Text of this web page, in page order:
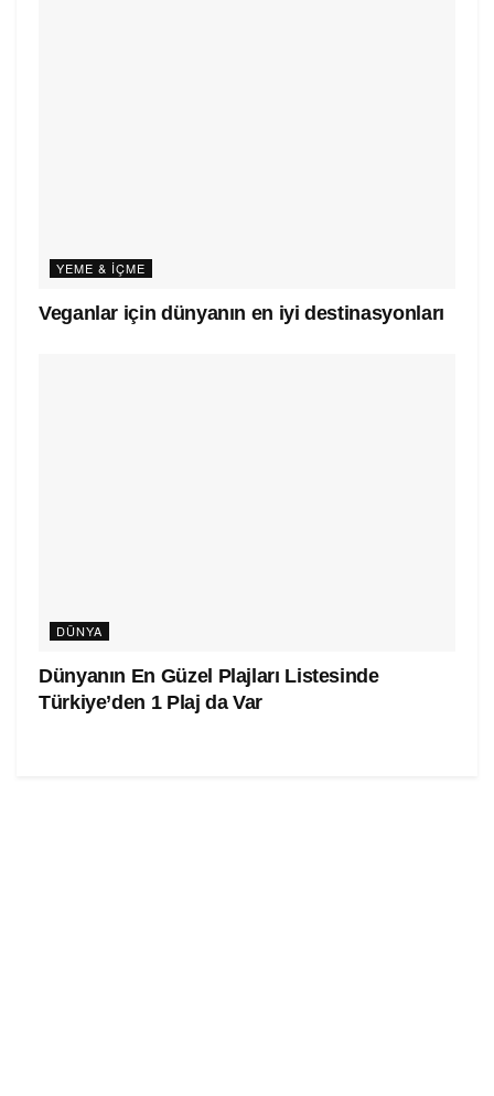
YEME & İÇME
Veganlar için dünyanın en iyi destinasyonları
DÜNYA
Dünyanın En Güzel Plajları Listesinde
Türkiye’den 1 Plaj da Var